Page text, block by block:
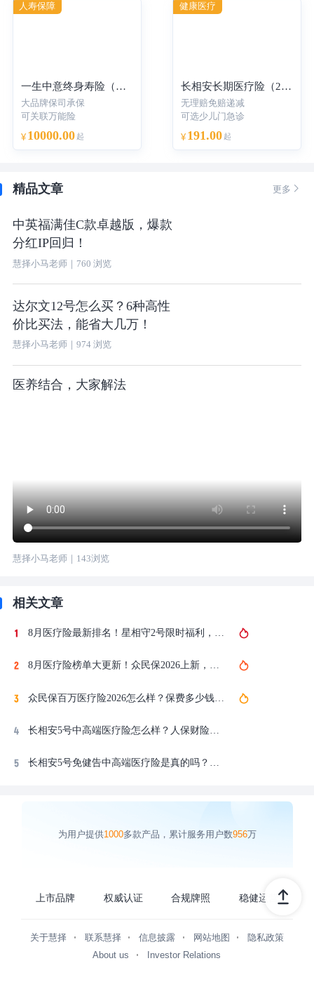
一生中意终身寿险（分红型）-年交
大品牌保司承保
可关联万能险
¥ 10000.00 起
人寿保障
长相安长期医疗险（20年保证续保）—个人版
无理赔免赔递减
可选少儿门急诊
¥ 191.00 起
健康医疗
精品文章 更多 
中英福满佳C款卓越版，爆款
分红IP回归！
慧择小马老师｜ 760 浏览
达尔文12号怎么买？6种高性
价比买法，能省大几万！
慧择小马老师｜ 974浏览
医养结合，大家解法
慧择小马老师｜ 143浏览
相关文章
8月医疗险榜单大更新！众民保2026上新，星相守2号福利加码，对比蓝医保、金医保3号...2026百万医疗险哪款值得买？（含投保入口
众民保百万医疗险2026怎么样？保费多少钱一年？哪些能赔，哪些不能赔？
长相安5号中高端医疗险怎么样？人保财险免健告医疗险全面测评
长相安5号免健告中高端医疗险是真的吗？免健告不等于什么病都赔
为用户提供1000多款产品，累计服务用户数956万
上市品牌 权威认证 合规牌照 稳健运营
关于慧择 联系慧择 信息披露 网站地图
隐私政策
About us
Investor Relations